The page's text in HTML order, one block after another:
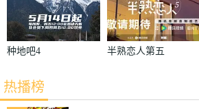
种地吧4
半熟恋人第五
热播榜